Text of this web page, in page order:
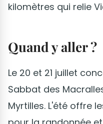
kilomètres qui relie
Quand y aller ?
Le 20 et 21 juillet
Sabbat des
Myrtilles. L'été offre